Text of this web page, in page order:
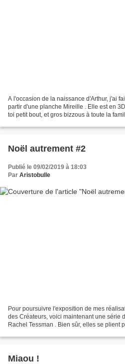
A l'occasion de la naissance d'Arthur, j'ai
partir d'une planche Mireille . Elle est en
toi petit bout, et gros bizzous à toute la
Noël autrement #2
Publié le 09/02/2019 à 18:03
Par Aristobulle
Pour poursuivre l'exposition de mes
des Créateurs, voici maintenant une série
Rachel Tessman . Bien sûr, elles se plient
Miaou !